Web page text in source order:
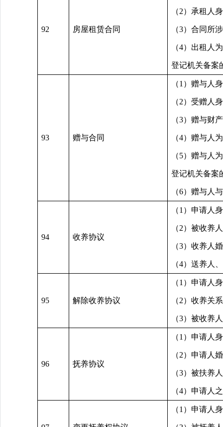
92 房屋租赁合同
（2）承租人
（3）合同所
（4）出租人
登记机关备案
93 赠与合同
（1）赠与人
（2）受赠人
（3）赠与财
（4）赠与人
（5）赠与人
登记机关备案
（6）赠与人
94 收养协议
（1）申请人
（2）被收养
（3）收养人
（4）送养人
95 解除收养协议
（1）申请人
（2）收养关
（3）被收养
96 抚养协议
（1）申请人
（2）申请人
（3）被扶养
（4）申请人
（1）申请人